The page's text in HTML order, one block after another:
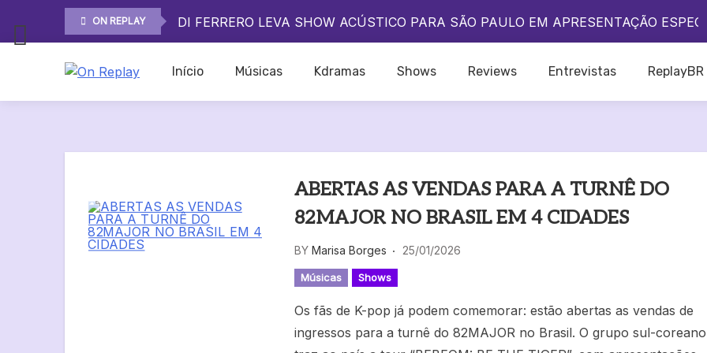
content
ON REPLAY
DI FERRERO LEVA SHOW ACÚSTICO PARA SÃO PAULO EM APRESENTAÇÃO
O QUE ESPERAR DO SHOW DO IKON NO BRASIL?
ROCK IN RIO 2026 MOSTRA QUE O POP BRASILEIRO VIVE UM DOS SEUS
On Replay
Início Músicas Kdramas Shows Reviews Entrevistas ReplayBR
ABERTAS AS VENDAS PARA A TURNÊ DO
82MAJOR NO BRASIL EM 4 CIDADES
BY Marisa Borges 25/01/2026
Músicas Shows
Os fãs de K-pop já podem comemorar: estão abertas as vendas de
ingressos para a turnê do 82MAJOR no Brasil. O grupo sul-coreano